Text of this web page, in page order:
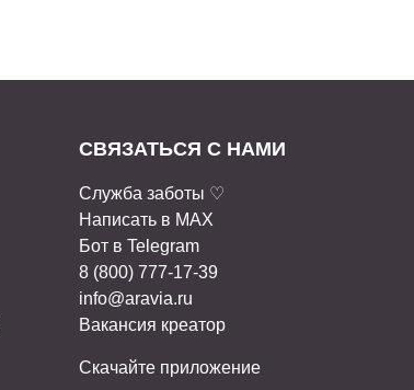
СВЯЗАТЬСЯ С НАМИ
Служба заботы ♡
Написать в MAX
Бот в Telegram
8 (800) 777-17-39
info@aravia.ru
Вакансия креатор
Скачайте приложение